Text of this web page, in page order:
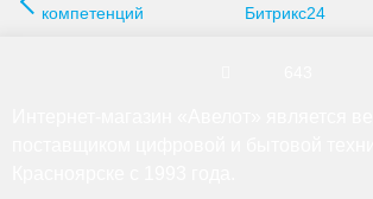
компетенций
Битрикс24